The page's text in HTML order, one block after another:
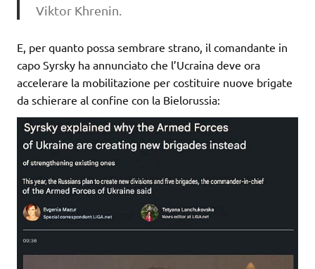
Viktor Khrenin.
E, per quanto possa sembrare strano, il comandante in
capo Syrsky ha annunciato che l’Ucraina deve ora
accelerare la mobilitazione per costituire nuove brigate
da schierare al confine con la Bielorussia: